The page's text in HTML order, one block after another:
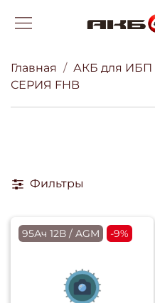
Главная АКБ для ИБП
СЕРИЯ FHB
Фильтры
95Ач 12В / AGM -9%